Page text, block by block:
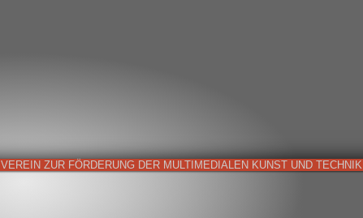
VEREIN ZUR FÖRDERUNG DER MULTIMEDIALEN KUNST UND TECHNIK